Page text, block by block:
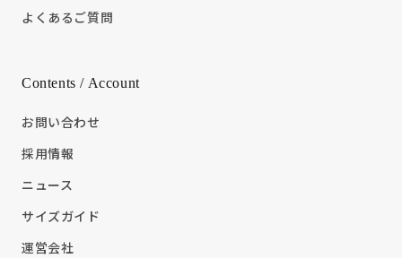
よくあるご質問
Contents / Account
お問い合わせ
採用情報
ニュース
サイズガイド
運営会社